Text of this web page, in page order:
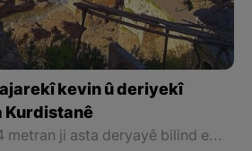
kevin û deriyekî
Kurdistanê
Bajarê Zaxoyê 444 metran ji asta deryayê bilind e û nifûsa wê li gor serjimêriya dawîn nêzîkî 35 Hezar kes e û rûbera giştî ya navçeya Zaxoyê zêdetirî 1035 km çargoşe ye. Niştecihên vî bajarî Kurd in û bi devoka Kurmanciya jorîn diaxivin. Bi giştî nifûsa herêmê bi piranî bi çandinî, pîşeya destî, tevinvanî, hesinkarî û daristaniyê mijûl in.